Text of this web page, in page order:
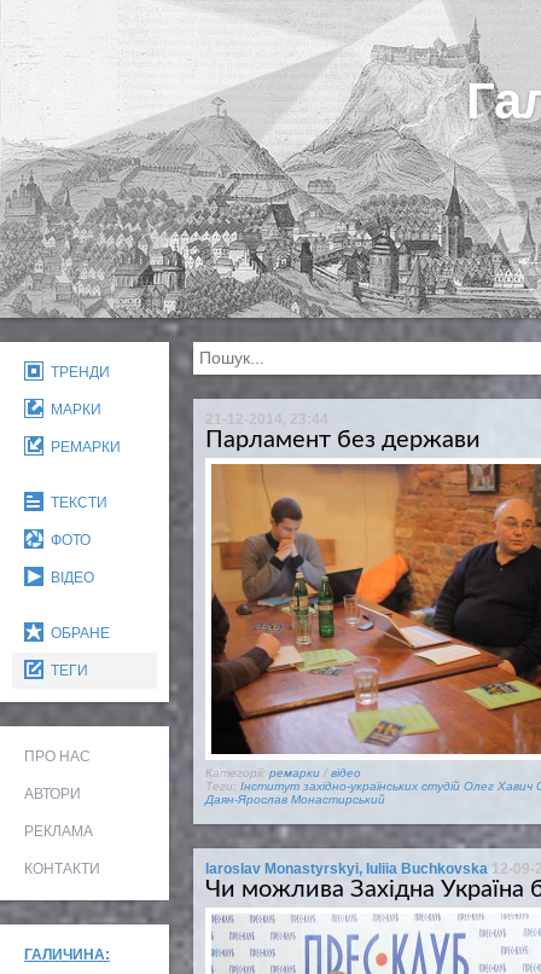
ТРЕНДИ
МАРКИ
РЕМАРКИ
ТЕКСТИ
ФОТО
ВІДЕО
ОБРАНЕ
ТЕГИ
ПРО НАС
АВТОРИ
РЕКЛАМА
КОНТАКТИ
ГАЛИЧИНА:
21-12-2014, 23:44
Парламент без держави
Категорії: ремарки / відео
Теги: Інститут західно-українських студій Олег Хавич
Даян-Ярослав Монастирський
Iaroslav Monastyrskyi, Iuliia Buchkovska 12-09-
Чи можлива Західна Україна